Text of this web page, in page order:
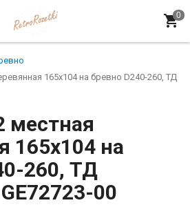
165х104 на бревно D240-260, ТД
местная
165х104 на
260, ТД
00